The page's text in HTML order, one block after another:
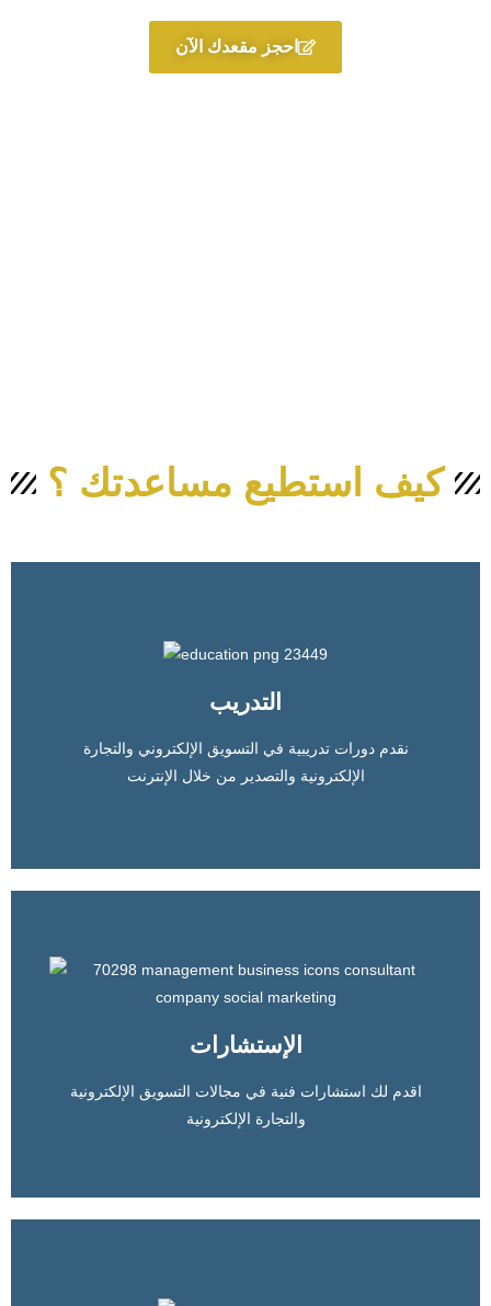
احجز مقعدك الآن
كيف استطيع مساعدتك ؟
التدريب
نقدم دورات تدريبية في التسويق الإلكتروني والتجارة
الإلكترونية والتصدير من خلال الإنترنت
التسويق من خلال مواقع التواصل الإجتماعي , التسويق من
المزيد
الإستشارات
اقدم لك استشارات فنية في مجالات التسويق الإلكترونية
والتجارة الإلكترونية